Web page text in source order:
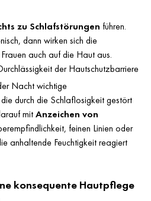
zu Schlafstörungen führen.
dann wirken sich die
auch auf die Haut aus.
der Hautschutzbarriere
Nacht wichtige
durch die Schlaflosigkeit gestört
mitAnzeichen von
feinen Linien oder
anhaltende Feuchtigkeit reagiert
konsequente Hautpflege